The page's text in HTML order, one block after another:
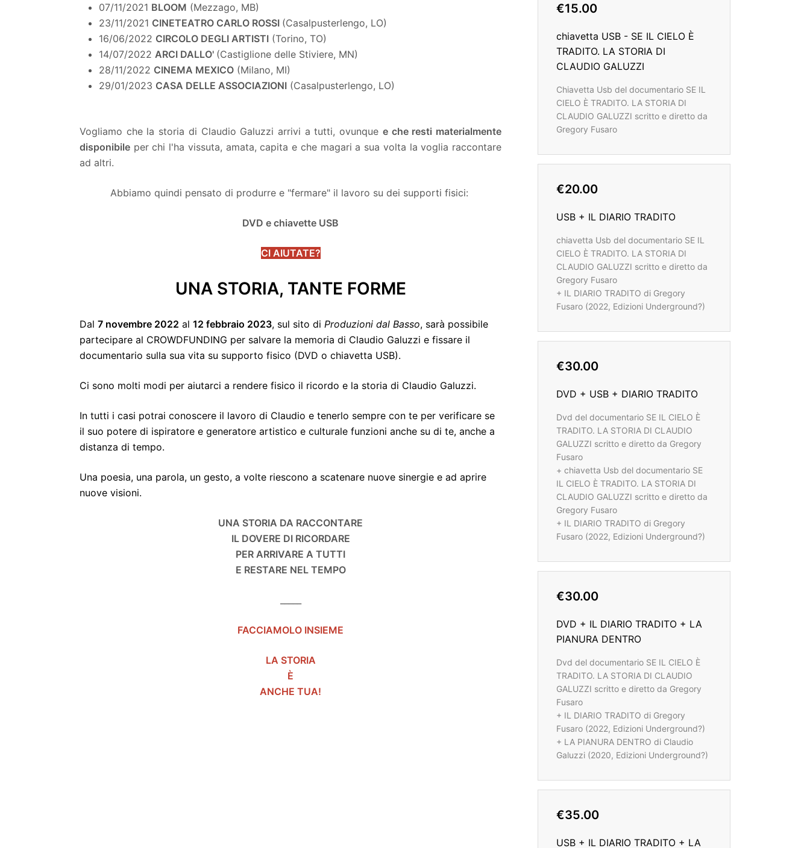
07/11/2021 BLOOM (Mezzago, MB)
23/11/2021 CINETEATRO CARLO ROSSI (Casalpusterlengo, LO)
16/06/2022 CIRCOLO DEGLI ARTISTI (Torino, TO)
14/07/2022 ARCI DALLO' (Castiglione delle Stiviere, MN)
28/11/2022 CINEMA MEXICO (Milano, MI)
29/01/2023 CASA DELLE ASSOCIAZIONI (Casalpusterlengo, LO)
Vogliamo che la storia di Claudio Galuzzi arrivi a tutti, ovunque e che resti materialmente
disponibile per chi l'ha vissuta, amata, capita e che magari a sua volta la voglia raccontare
ad altri.
Abbiamo quindi pensato di produrre e "fermare" il lavoro su dei supporti fisici:
DVD e chiavette USB
CI AIUTATE?
UNA STORIA, TANTE FORME
Dal 7 novembre 2022 al 12 febbraio 2023, sul sito di Produzioni dal Basso, sarà possibile
partecipare al CROWDFUNDING per salvare la memoria di Claudio Galuzzi e fissare il
documentario sulla sua vita su supporto fisico (DVD o chiavetta USB).
Ci sono molti modi per aiutarci a rendere fisico il ricordo e la storia di Claudio Galuzzi.
In tutti i casi potrai conoscere il lavoro di Claudio e tenerlo sempre con te per verificare se
il suo potere di ispiratore e generatore artistico e culturale funzioni anche su di te, anche a
distanza di tempo.
Una poesia, una parola, un gesto, a volte riescono a scatenare nuove sinergie e ad aprire
nuove visioni.
UNA STORIA DA RACCONTARE
IL DOVERE DI RICORDARE
PER ARRIVARE A TUTTI
E RESTARE NEL TEMPO
FACCIAMOLO INSIEME
LA STORIA
È
ANCHE TUA!
€15.00
chiavetta USB - SE IL CIELO È
TRADITO. LA STORIA DI
CLAUDIO GALUZZI
Chiavetta Usb del documentario SE IL
CIELO È TRADITO. LA STORIA DI
CLAUDIO GALUZZI scritto e diretto da
Gregory Fusaro
€20.00
USB + IL DIARIO TRADITO
chiavetta Usb del documentario SE IL
CIELO È TRADITO. LA STORIA DI
CLAUDIO GALUZZI scritto e diretto da
Gregory Fusaro
+ IL DIARIO TRADITO di Gregory
Fusaro (2022, Edizioni Underground?)
€30.00
DVD + USB + DIARIO TRADITO
Dvd del documentario SE IL CIELO È
TRADITO. LA STORIA DI CLAUDIO
GALUZZI scritto e diretto da Gregory
Fusaro
+ chiavetta Usb del documentario SE
IL CIELO È TRADITO. LA STORIA DI
CLAUDIO GALUZZI scritto e diretto da
Gregory Fusaro
+ IL DIARIO TRADITO di Gregory
Fusaro (2022, Edizioni Underground?)
€30.00
DVD + IL DIARIO TRADITO + LA
PIANURA DENTRO
Dvd del documentario SE IL CIELO È
TRADITO. LA STORIA DI CLAUDIO
GALUZZI scritto e diretto da Gregory
Fusaro
+ IL DIARIO TRADITO di Gregory
Fusaro (2022, Edizioni Underground?)
+ LA PIANURA DENTRO di Claudio
Galuzzi (2020, Edizioni Underground?)
€35.00
USB + IL DIARIO TRADITO + LA